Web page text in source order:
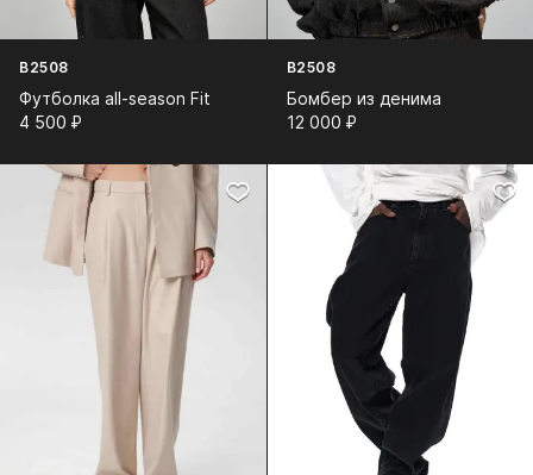
B2508
Футболка all-season Fit
4 500⁠ ⁠₽
B2508
Бомбер из денима
12 000⁠ ⁠₽